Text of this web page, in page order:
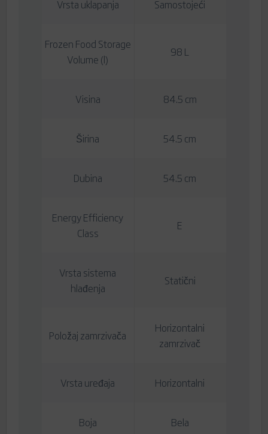
Vrsta uklapanja Samostojeći
Frozen Food Storage
Volume (l)
98 L
Visina 84.5 cm
Širina 54.5 cm
Dubina 54.5 cm
Energy Efficiency
Class
E
Vrsta sistema
hlađenja
Statični
Položaj zamrzivača
Horizontalni
zamrzivač
Vrsta uređaja Horizontalni
Boja Bela